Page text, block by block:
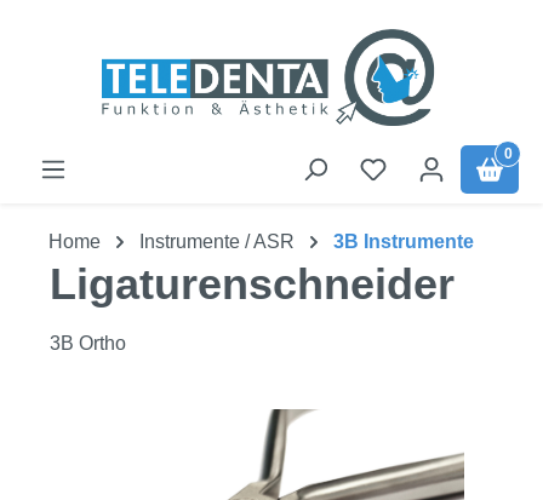
0
Home Instrumente / ASR 3B Instrumente
Ligaturenschneider
3B Ortho
Bildergalerie überspringen